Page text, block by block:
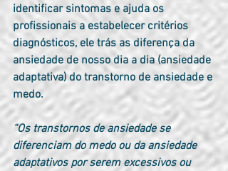
identificar sintomas e ajuda os
profissionais a estabelecer critérios
diagnósticos, ele trás as diferença da
ansiedade de nosso dia a dia (ansiedade
adaptativa) do transtorno de ansiedade e
medo.
“Os transtornos de ansiedade se
diferenciam do medo ou da ansiedade
adaptativos por serem excessivos ou